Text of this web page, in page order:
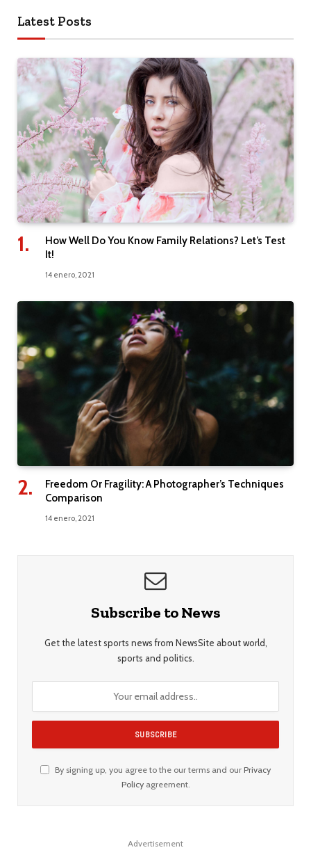
Latest Posts
How Well Do You Know Family Relations? Let’s Test
It!
14 enero, 2021
Freedom Or Fragility: A Photographer’s Techniques
Comparison
14 enero, 2021
Subscribe to News
Get the latest sports news from NewsSite about world,
sports and politics.
By signing up, you agree to the our terms and our Privacy
Policyagreement.
Advertisement